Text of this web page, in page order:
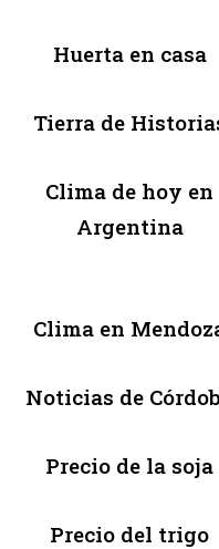
Huerta en casa
Tierra de
Clima de hoy en
Argentina
Clima en
Noticias de
Precio de la soja
Precio del trigo